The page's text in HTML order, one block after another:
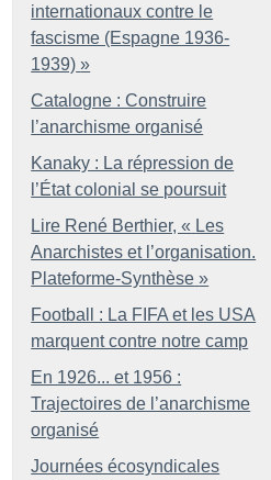
internationaux contre le
fascisme (Espagne 1936-
1939) »
Catalogne : Construire
l’anarchisme organisé
Kanaky : La répression de
l’État colonial se poursuit
Lire René Berthier, « Les
Anarchistes et l’organisation.
Plateforme-Synthèse »
Football : La FIFA et les USA
marquent contre notre camp
En 1926... et 1956 :
Trajectoires de l’anarchisme
organisé
Journées écosyndicales